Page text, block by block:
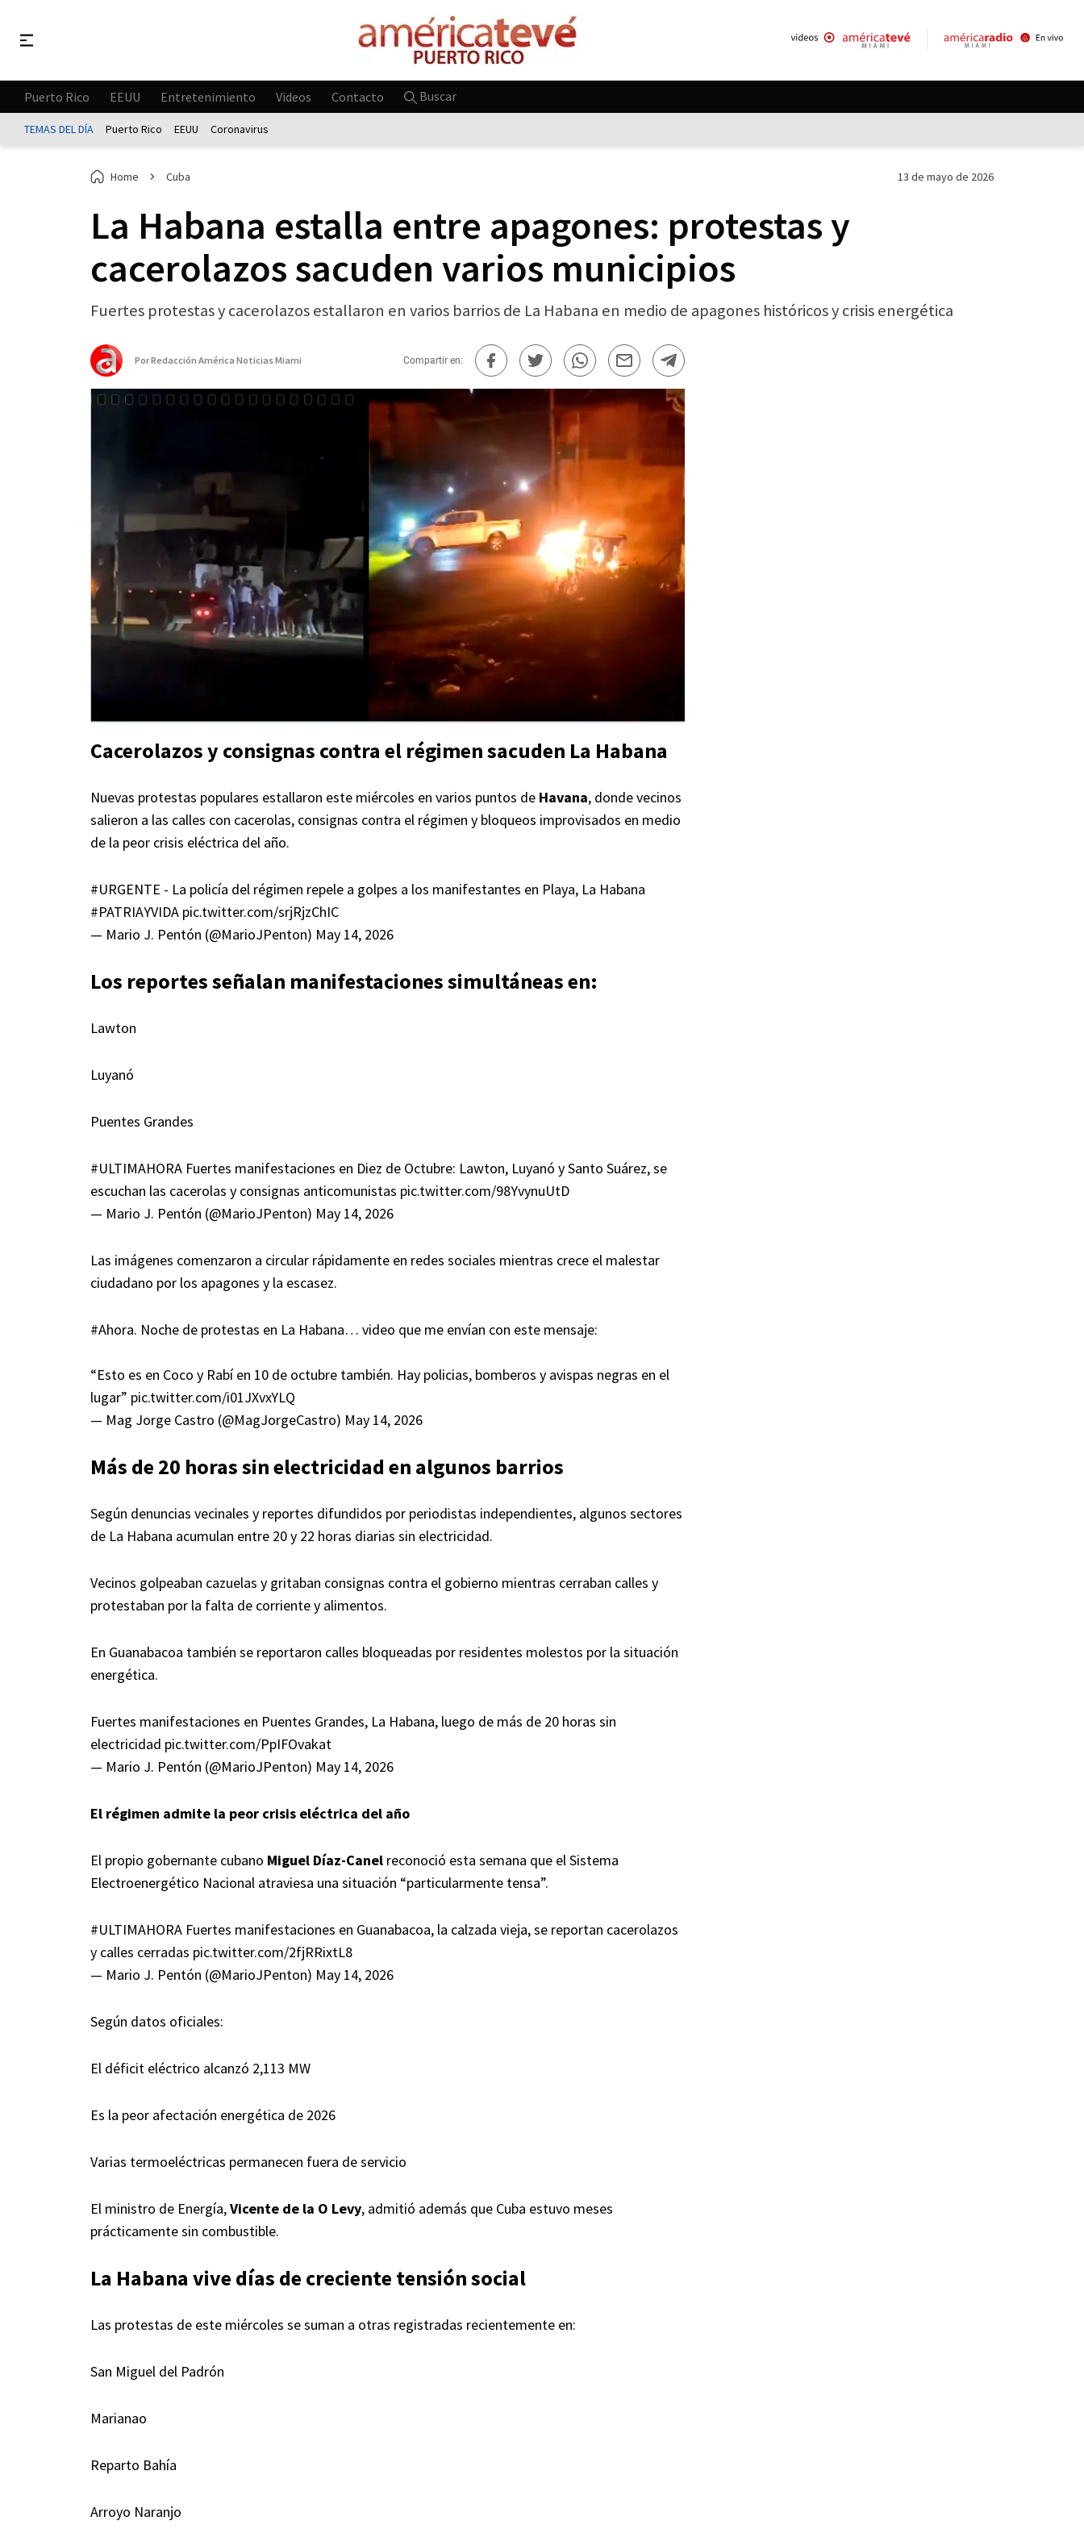
Puerto Rico EEUU Entretenimiento Videos Contacto Buscar
TEMAS DEL DÍA Puerto Rico EEUU Coronavirus
Home Cuba 13 de mayo de 2026
La Habana estalla entre apagones: protestas y
cacerolazos sacuden varios municipios
Fuertes protestas y cacerolazos estallaron en varios barrios de La Habana en medio de apagones históricos y crisis energética
PorRedacción América Noticias Miami Compartir en:
Cacerolazos y consignas contra el régimen sacuden La Habana
Nuevas protestas populares estallaron este miércoles en varios puntos de Havana, donde vecinos
salieron a las calles con cacerolas, consignas contra el régimen y bloqueos improvisados en medio
de la peor crisis eléctrica del año.
#URGENTE - La policía del régimen repele a golpes a los manifestantes en Playa, La Habana
#PATRIAYVIDA pic.twitter.com/srjRjzChIC
— Mario J. Pentón (@MarioJPenton) May 14, 2026
Los reportes señalan manifestaciones simultáneas en:
Lawton
Luyanó
Puentes Grandes
#ULTIMAHORA Fuertes manifestaciones en Diez de Octubre: Lawton, Luyanó y Santo Suárez, se
escuchan las cacerolas y consignas anticomunistas pic.twitter.com/98YvynuUtD
— Mario J. Pentón (@MarioJPenton) May 14, 2026
Las imágenes comenzaron a circular rápidamente en redes sociales mientras crece el malestar
ciudadano por los apagones y la escasez.
#Ahora. Noche de protestas en La Habana… video que me envían con este mensaje:
“Esto es en Coco y Rabí en 10 de octubre también. Hay policias, bomberos y avispas negras en el
lugar” pic.twitter.com/i01JXvxYLQ
— Mag Jorge Castro (@MagJorgeCastro) May 14, 2026
Más de 20 horas sin electricidad en algunos barrios
Según denuncias vecinales y reportes difundidos por periodistas independientes, algunos sectores
de La Habana acumulan entre 20 y 22 horas diarias sin electricidad.
Vecinos golpeaban cazuelas y gritaban consignas contra el gobierno mientras cerraban calles y
protestaban por la falta de corriente y alimentos.
En Guanabacoa también se reportaron calles bloqueadas por residentes molestos por la situación
energética.
Fuertes manifestaciones en Puentes Grandes, La Habana, luego de más de 20 horas sin
electricidad pic.twitter.com/PpIFOvakat
— Mario J. Pentón (@MarioJPenton) May 14, 2026
El régimen admite la peor crisis eléctrica del año
El propio gobernante cubano Miguel Díaz-Canel reconoció esta semana que el Sistema
Electroenergético Nacional atraviesa una situación “particularmente tensa”.
#ULTIMAHORA Fuertes manifestaciones en Guanabacoa, la calzada vieja, se reportan cacerolazos
y calles cerradas pic.twitter.com/2fjRRixtL8
— Mario J. Pentón (@MarioJPenton) May 14, 2026
Según datos oficiales:
El déficit eléctrico alcanzó 2,113 MW
Es la peor afectación energética de 2026
Varias termoeléctricas permanecen fuera de servicio
El ministro de Energía,Vicente de la O Levy, admitió además que Cuba estuvo meses
prácticamente sin combustible.
La Habana vive días de creciente tensión social
Las protestas de este miércoles se suman a otras registradas recientemente en:
San Miguel del Padrón
Marianao
Reparto Bahía
Arroyo Naranjo